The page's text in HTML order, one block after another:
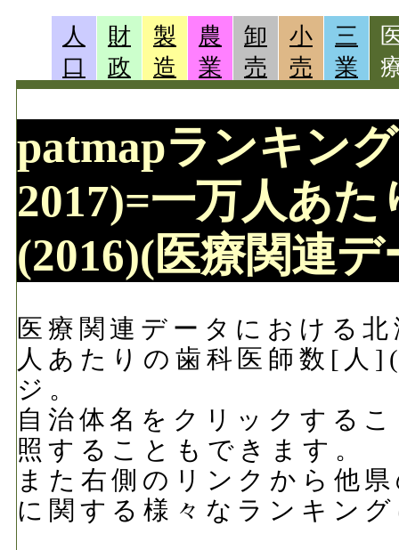
人
口
財
政
製
造
農
業
卸
売
小
売
三
業
patmapランキン
2017)=一万人あ
(2016)(医療関連デ
医療関連データにおける
人あたりの歯科医師数[人
ジ。
自治体名をクリックする
照することもできます。
また右側のリンクから他
に関する様々なランキン